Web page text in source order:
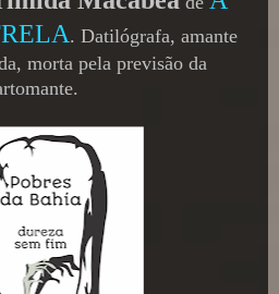
. Datilógrafa, amante
morta pela previsão da